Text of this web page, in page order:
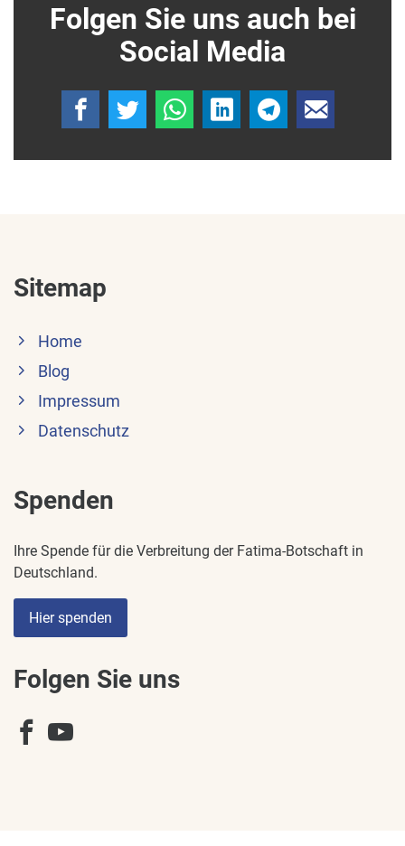
Folgen Sie uns auch bei
Social Media
Sitemap
Home
Blog
Impressum
Datenschutz
Spenden
Ihre Spende für die Verbreitung der Fatima-Botschaft in
Deutschland.
Hier spenden
Folgen Sie uns